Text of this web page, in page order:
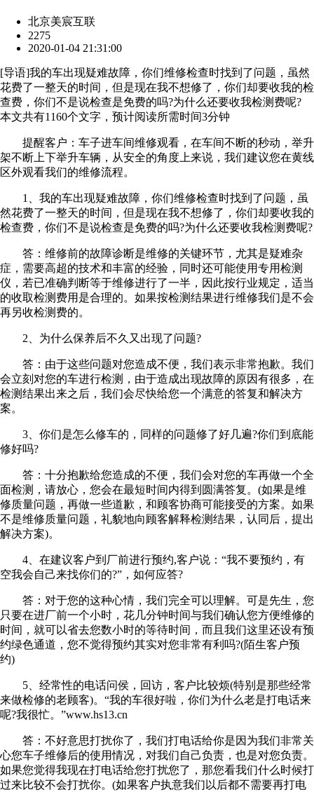
北京美宸互联
2275
2020-01-04 21:31:00
[导语]我的车出现疑难故障，你们维修检查时找到了问题，虽然
花费了一整天的时间，但是现在我不想修了，你们却要收我的检
查费，你们不是说检查是免费的吗?为什么还要收我检测费呢?
本文共有1160个文字，预计阅读所需时间3分钟
提醒客户：车子进车间维修观看，在车间不断的秒动，举升
架不断上下举升车辆，从安全的角度上来说，我们建议您在黄线
区外观看我们的维修流程。
1、我的车出现疑难故障，你们维修检查时找到了问题，虽
然花费了一整天的时间，但是现在我不想修了，你们却要收我的
检查费，你们不是说检查是免费的吗?为什么还要收我检测费呢?
答：维修前的故障诊断是维修的关键环节，尤其是疑难杂
症，需要高超的技术和丰富的经验，同时还可能使用专用检测
仪，若已准确判断等于维修进行了一半，因此按行业规定，适当
的收取检测费用是合理的。如果按检测结果进行维修我们是不会
再另收检测费的。
2、为什么保养后不久又出现了问题?
答：由于这些问题对您造成不便，我们表示非常抱歉。我们
会立刻对您的车进行检测，由于造成出现故障的原因有很多，在
检测结果出来之后，我们会尽快给您一个满意的答复和解决方
案。
3、你们是怎么修车的，同样的问题修了好几遍?你们到底能
修好吗?
答：十分抱歉给您造成的不便，我们会对您的车再做一个全
面检测，请放心，您会在最短时间内得到圆满答复。(如果是维
修质量问题，再做一些道歉，和顾客协商可能接受的方案。如果
不是维修质量问题，礼貌地向顾客解释检测结果，认同后，提出
解决方案)。
4、在建议客户到厂前进行预约,客户说：“我不要预约，有
空我会自己来找你们的?”，如何应答?
答：对于您的这种心情，我们完全可以理解。可是先生，您
只要在进厂前一个小时，花几分钟时间与我们确认您方便维修的
时间，就可以省去您数小时的等待时间，而且我们这里还设有预
约绿色通道，您不觉得预约其实对您非常有利吗?(陌生客户预
约)
5、经常性的电话问侯，回访，客户比较烦(特别是那些经常
来做检修的老顾客)。“我的车很好啦，你们为什么老是打电话来
呢?我很忙。”www.hs13.cn
答：不好意思打扰你了，我们打电话给你是因为我们非常关
心您车子维修后的使用情况，对我们自己负责，也是对您负责。
如果您觉得我现在打电话给您打扰您了，那您看我们什么时候打
过来比较不会打扰你。(如果客户执意我们以后都不需要再打电